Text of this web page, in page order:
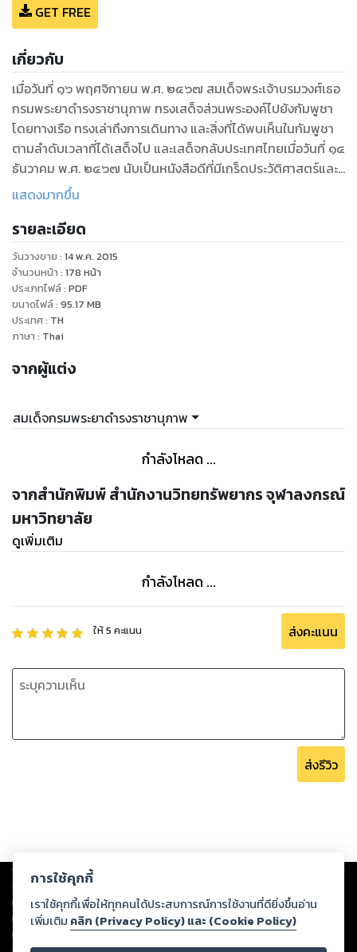
GET FREE
เกี่ยวกับ
เมื่อวันที่ ๑๖ พฤศจิกายน พ.ศ. ๒๔๖๗ สมเด็จพระเจ้าบรมวงศ์เธอ
กรมพระยาดำรงราชานุภาพ ทรงเสด็จส่วนพระองค์ไปยังกัมพูชา
โดยทางเรือ ทรงเล่าถึงการเดินทาง และสิ่งที่ได้พบเห็นในกัมพูชา
ตามลำดับเวลาที่ได้เสด็จไป และเสด็จกลับประเทศไทยเมื่อวันที่ ๑๔
ธันวาคม พ.ศ. ๒๔๖๗ นับเป็นหนังสือดีที่มีเกร็ดประวัติศาสตร์และ
โบราณคดี
แสดงมากขึ้น
รายละเอียด
วันวางขาย : 14 พ.ค. 2015
จำนวนหน้า : 178 หน้า
ประเภทไฟล์: PDF
ขนาดไฟล์: 95.17 MB
ประเทศ: TH
ภาษา : Thai
จากผู้แต่ง
สมเด็จกรมพระยาดำรงราชานุภาพ
กำลังโหลด ...
จากสำนักพิมพ์ สำนักงานวิทยทรัพยากร จุฬาลงกรณ์
มหาวิทยาลัย
ดูเพิ่มเติม
กำลังโหลด ...
ให้5 คะแนน ส่งคะแนน
ส่งรีวิว
Copyright © 2026
ต่อผลงานหรือเนื้อหาใดที่อัปโหลดผ่านเว็บไซต์และปรากฏว่าละเมิดสิทธิใน
ทรัพย์สินทางปัญญาของบุคคลอื่นหรือขัดต่อกฎหมายและศีลธรรม ดังนั้น ผู้อ่าน
ทุกท่านโปรดใช้วิจารณญาณในการกลั่นกรองด้วยตนเอง และหากท่านพบว่าส่วน
หนึ่งส่วนใดขัดต่อกฎหมายและศีลธรรม กรุณาแจ้งมายังบริษัท เพื่อทีมงานจะได้
การใช้คุกกี้
เราใช้คุกกี้เพื่อให้ทุกคนได้ประสบการณ์การใช้งานที่ดียิ่งขึ้นอ่าน
เพิ่มเติม คลิก (Privacy Policy) และ (Cookie Policy)